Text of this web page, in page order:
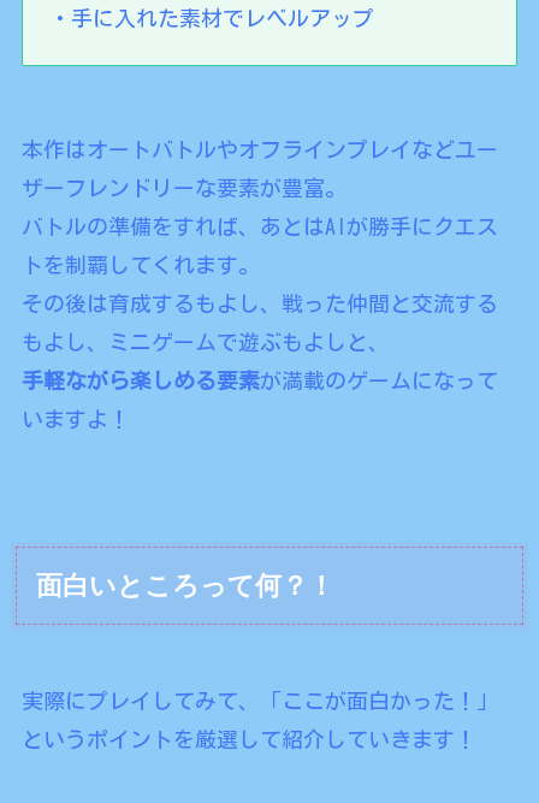
・手に入れた素材でレベルアップ
本作はオートバトルやオフラインプレイなどユー
ザーフレンドリーな要素が豊富。
バトルの準備をすれば、あとはAIが勝手にクエス
トを制覇してくれます。
その後は育成するもよし、戦った仲間と交流する
もよし、ミニゲームで遊ぶもよしと、
手軽ながら楽しめる要素が満載のゲームになって
いますよ！
面白いところって何？！
実際にプレイしてみて、「ここが面白かった！」
というポイントを厳選して紹介していきます！